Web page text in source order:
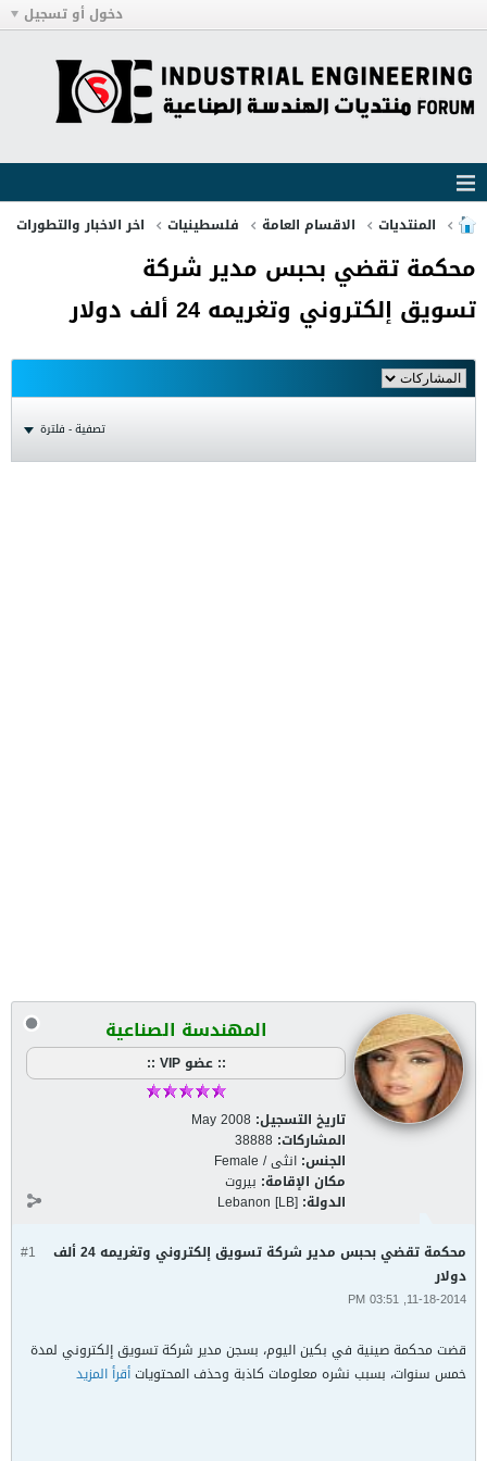
دخول أو تسجيل
المنتديات الاقسام العامة فلسطينيات اخر الاخبار والتطورات
محكمة تقضي بحبس مدير شركة
تسويق إلكتروني وتغريمه 24 ألف دولار
تصفية - فلترة
المهندسة الصناعية
:: عضو VIP ::
تاريخ التسجيل: May 2008
المشاركات: 38888
الجنس: انثى / Female
مكان الإقامة: بيروت
الدولة: Lebanon [LB]
#1
محكمة تقضي بحبس مدير شركة تسويق إلكتروني وتغريمه 24 ألف
دولار
11-18-2014, 03:51 PM
قضت محكمة صينية في بكين اليوم، بسجن مدير شركة تسويق إلكتروني لمدة
خمس سنوات، بسبب نشره معلومات كاذبة وحذف المحتوياتأقرأ المزيد